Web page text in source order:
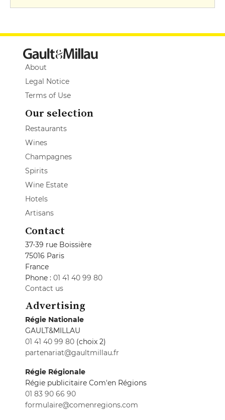
About
Legal Notice
Terms of Use
Our selection
Restaurants
Wines
Champagnes
Spirits
Wine Estate
Hotels
Artisans
Contact
37-39 rue Boissière
75016 Paris
France
Phone : 01 41 40 99 80
Contact us
Advertising
Régie Nationale
GAULT&MILLAU
01 41 40 99 80 (choix 2)
partenariat@gaultmillau.fr
Régie Régionale
Régie publicitaire Com'en Régions
01 83 90 66 90
formulaire@comenregions.com